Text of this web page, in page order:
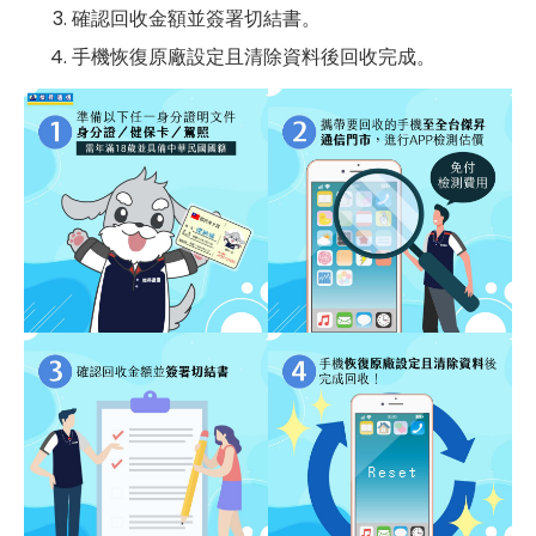
確認回收金額並簽署切結書。
手機恢復原廠設定且清除資料後回收完成。